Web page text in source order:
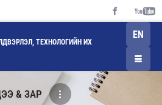
ТЕХНОЛОГИЙН ИХ
EN
& ЗАР